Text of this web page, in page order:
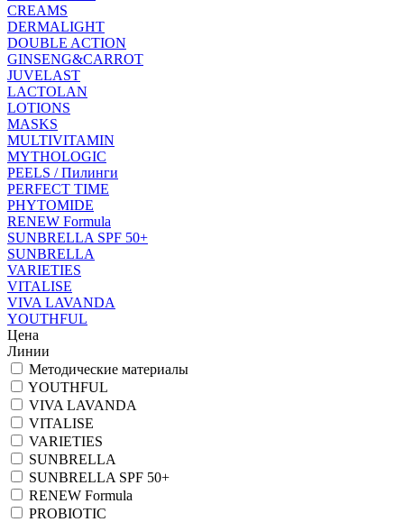
CREAMS
DERMALIGHT
DOUBLE ACTION
GINSENG&CARROT
JUVELAST
LACTOLAN
LOTIONS
MASKS
MULTIVITAMIN
MYTHOLOGIC
PEELS / Пилинги
PERFECT TIME
PHYTOMIDE
RENEW Formula
SUNBRELLA SPF 50+
SUNBRELLA
VARIETIES
VITALISE
VIVA LAVANDA
YOUTHFUL
Цена
Линии
Методические материалы
YOUTHFUL
VIVA LAVANDA
VITALISE
VARIETIES
SUNBRELLA
SUNBRELLA SPF 50+
RENEW Formula
PROBIOTIC